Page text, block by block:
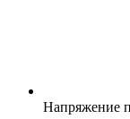
Напряжение